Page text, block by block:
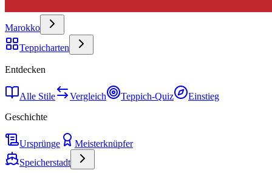
Marokko
Teppicharten
Entdecken
Alle Stile Vergleich Teppich-Quiz
Einstieg
Geschichte
Ursprünge
Meisterknüpfer
Speicherstadt